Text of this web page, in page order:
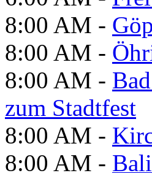
8:00 AM -
8:00 AM -
8:00 AM -
zum Stadtfest
8:00 AM -
8:00 AM -